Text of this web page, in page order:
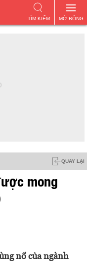
MỞ RỘNG
TÌM KIẾM
QUAY LẠI
mong
nổ của ngành